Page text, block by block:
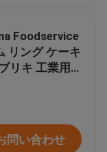
Foodservice
リング ケーキ
リキ 工業用ベ
問い合わせ